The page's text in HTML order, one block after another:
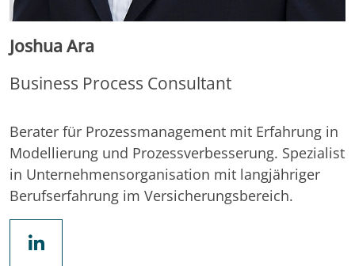
Joshua Ara
Business Process Consultant
Berater für Prozessmanagement mit Erfahrung in
Modellierung und Prozessverbesserung. Spezialist
in Unternehmensorganisation mit langjähriger
Berufserfahrung im Versicherungsbereich.